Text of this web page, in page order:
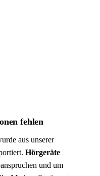
fehlen
aus unserer
Hörgeräte
und um